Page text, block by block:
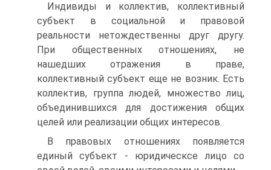
Индивиды и коллектив, коллективный
субъект в социальной и правовой
реальности нетождественны друг другу.
При общественных отношениях, не
нашедших отражения в праве,
коллективный субъект еще не возник. Есть
коллектив, группа людей, множество лиц,
объединившихся для достижения общих
целей или реализации общих интересов.
В правовых отношениях появляется
единый субъект - юридическсе лицо со